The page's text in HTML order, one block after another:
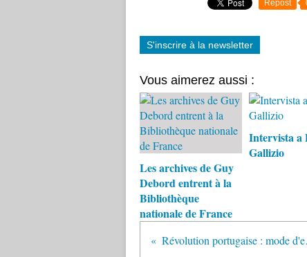
Repost
S'inscrire à la newsletter
Vous aimerez aussi :
Les archives de Guy
Debord entrent à la
Bibliothèque
nationale de France
Intervista a
Gallizio